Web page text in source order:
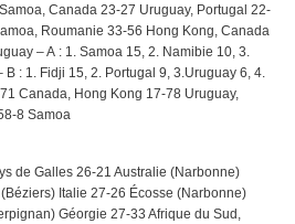
Canada 23-27 Uruguay, Portugal 22-
Roumanie 33-56 Hong Kong, Canada
– A : 1. Samoa 15, 2. Namibie 10, 3.
: 1. Fidji 15, 2. Portugal 9, 3.Uruguay 6, 4.
Canada, Hong Kong 17-78 Uruguay,
8 Samoa
de Galles 26-21 Australie (Narbonne)
Italie 27-26 Écosse (Narbonne)
Géorgie 27-33 Afrique du Sud,